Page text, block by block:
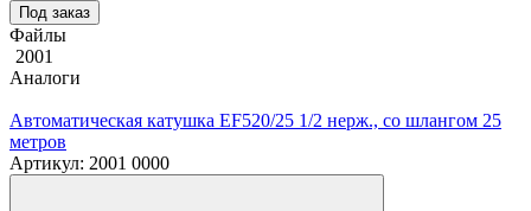
Под заказ
Файлы
2001
Аналоги
Автоматическая катушка EF520/25 1/2 нерж., со шлангом 25
метров
Артикул: 2001 0000